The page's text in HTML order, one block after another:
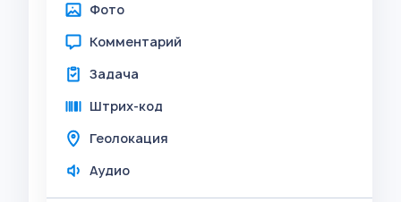
Фото
Комментарий
Задача
Штрих-код
Геолокация
Аудио